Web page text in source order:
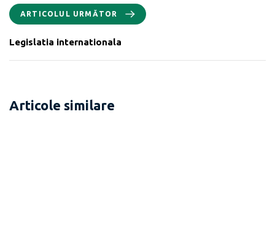
ARTICOLUL URMĂTOR
Legislatia internationala
Articole similare